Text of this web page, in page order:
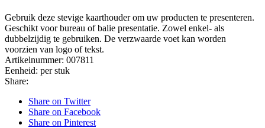
Gebruik deze stevige kaarthouder om uw producten te presenteren.
Geschikt voor bureau of balie presentatie. Zowel enkel- als
dubbelzijdig te gebruiken. De verzwaarde voet kan worden
voorzien van logo of tekst.
Artikelnummer: 007811
Eenheid: per stuk
Share:
Share on Twitter
Share on Facebook
Share on Pinterest